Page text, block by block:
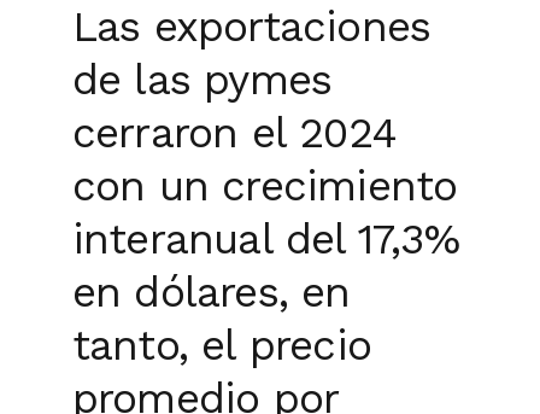
Las exportaciones
de las pymes
cerraron el 2024
con un crecimiento
interanual del 17,3%
en dólares, en
tanto, el precio
promedio por